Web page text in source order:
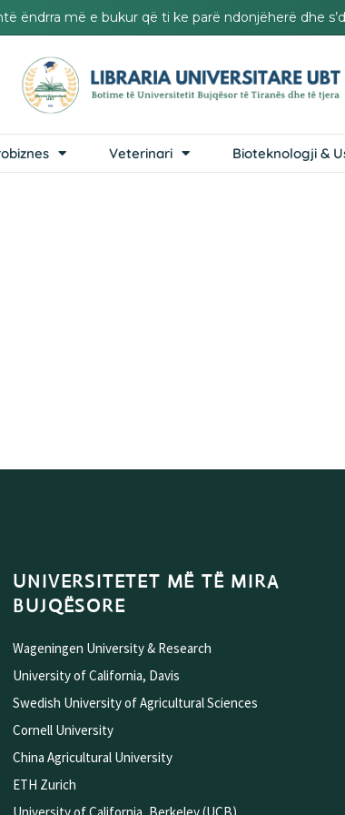
ëndrra më e bukur që ti ke parë ndonjëherë dhe
Veterinari Bioteknologji &
UNIVERSITETET MË TË MIRA
BUJQËSORE
Wageningen University & Research
University of California, Davis
Swedish University of Agricultural Sciences
Cornell University
China Agricultural University
ETH Zurich